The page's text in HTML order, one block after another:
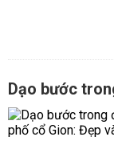
Dạo bước